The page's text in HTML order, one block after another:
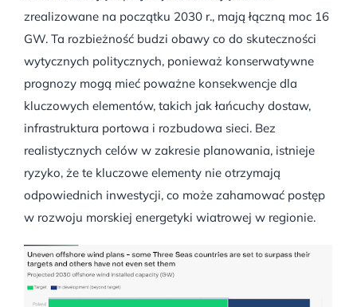
zrealizowane na początku 2030 r., mają łączną moc 16
GW. Ta rozbieżność budzi obawy co do skuteczności
wytycznych politycznych, ponieważ konserwatywne
prognozy mogą mieć poważne konsekwencje dla
kluczowych elementów, takich jak łańcuchy dostaw,
infrastruktura portowa i rozbudowa sieci. Bez
realistycznych celów w zakresie planowania, istnieje
ryzyko, że te kluczowe elementy nie otrzymają
odpowiednich inwestycji, co może zahamować postęp
w rozwoju morskiej energetyki wiatrowej w regionie.